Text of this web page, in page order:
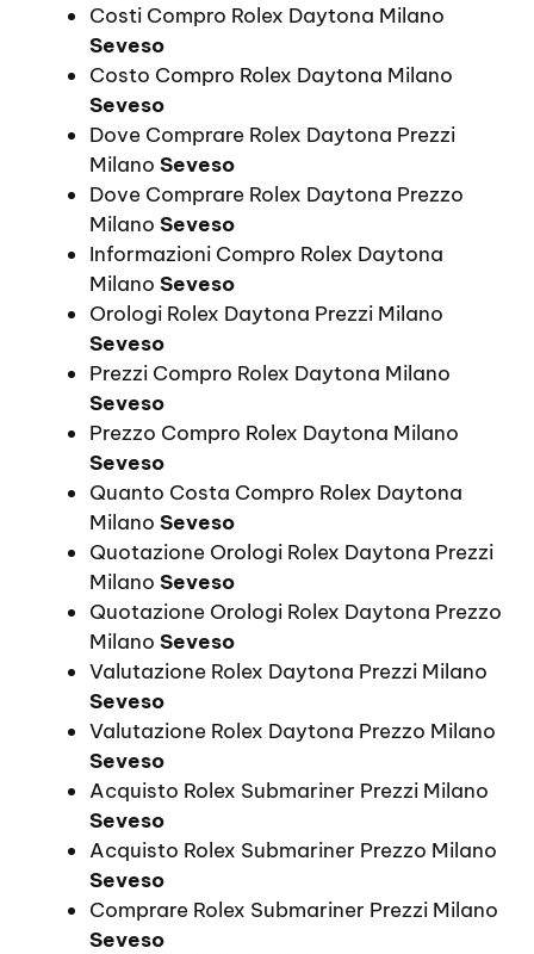
Costi Compro Rolex Daytona Milano
Seveso
Costo Compro Rolex Daytona Milano
Seveso
Dove Comprare Rolex Daytona Prezzi
Milano Seveso
Dove Comprare Rolex Daytona Prezzo
Milano Seveso
Informazioni Compro Rolex Daytona
Milano Seveso
Orologi Rolex Daytona Prezzi Milano
Seveso
Prezzi Compro Rolex Daytona Milano
Seveso
Prezzo Compro Rolex Daytona Milano
Seveso
Quanto Costa Compro Rolex Daytona
Milano Seveso
Quotazione Orologi Rolex Daytona Prezzi
Milano Seveso
Quotazione Orologi Rolex Daytona Prezzo
Milano Seveso
Valutazione Rolex Daytona Prezzi Milano
Seveso
Valutazione Rolex Daytona Prezzo Milano
Seveso
Acquisto Rolex Submariner Prezzi Milano
Seveso
Acquisto Rolex Submariner Prezzo Milano
Seveso
Comprare Rolex Submariner Prezzi Milano
Seveso